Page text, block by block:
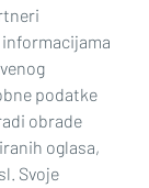
podatke
obrade
oglasa,
Svoje